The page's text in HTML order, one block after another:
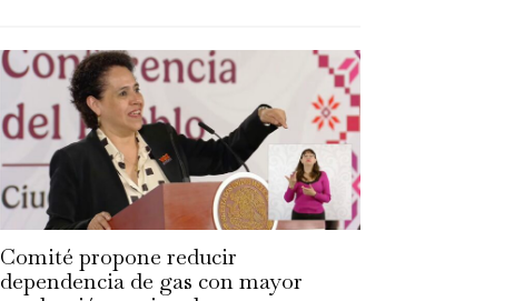
Comité propone reducir
dependencia de gas con mayor